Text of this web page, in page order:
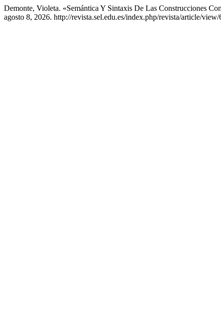
Demonte, Violeta. «Semántica Y Sintaxis De Las Construcciones Con
agosto 8, 2026. http://revista.sel.edu.es/index.php/revista/article/view/